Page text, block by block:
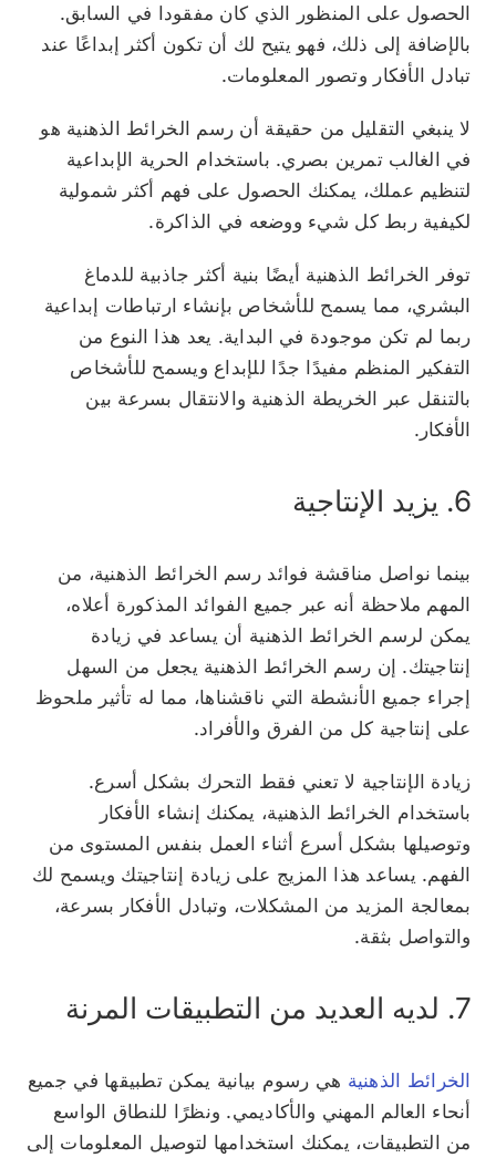
الحصول على المنظور الذي كان مفقودا في السابق.
بالإضافة إلى ذلك، فهو يتيح لك أن تكون أكثر إبداعًا عند
تبادل الأفكار وتصور المعلومات.
لا ينبغي التقليل من حقيقة أن رسم الخرائط الذهنية هو
في الغالب تمرين بصري. باستخدام الحرية الإبداعية
لتنظيم عملك، يمكنك الحصول على فهم أكثر شمولية
لكيفية ربط كل شيء ووضعه في الذاكرة.
توفر الخرائط الذهنية أيضًا بنية أكثر جاذبية للدماغ
البشري، مما يسمح للأشخاص بإنشاء ارتباطات إبداعية
ربما لم تكن موجودة في البداية. يعد هذا النوع من
التفكير المنظم مفيدًا جدًا للإبداع ويسمح للأشخاص
بالتنقل عبر الخريطة الذهنية والانتقال بسرعة بين
الأفكار.
6. يزيد الإنتاجية
بينما نواصل مناقشة فوائد رسم الخرائط الذهنية، من
المهم ملاحظة أنه عبر جميع الفوائد المذكورة أعلاه،
يمكن لرسم الخرائط الذهنية أن يساعد في زيادة
إنتاجيتك. إن رسم الخرائط الذهنية يجعل من السهل
إجراء جميع الأنشطة التي ناقشناها، مما له تأثير ملحوظ
على إنتاجية كل من الفرق والأفراد.
زيادة الإنتاجية لا تعني فقط التحرك بشكل أسرع.
باستخدام الخرائط الذهنية، يمكنك إنشاء الأفكار
وتوصيلها بشكل أسرع أثناء العمل بنفس المستوى من
الفهم. يساعد هذا المزيج على زيادة إنتاجيتك ويسمح لك
بمعالجة المزيد من المشكلات، وتبادل الأفكار بسرعة،
والتواصل بثقة.
7. لديه العديد من التطبيقات المرنة
الخرائط الذهنية هي رسوم بيانية يمكن تطبيقها في جميع
أنحاء العالم المهني والأكاديمي. ونظرًا للنطاق الواسع
من التطبيقات، يمكنك استخدامها لتوصيل المعلومات إلى